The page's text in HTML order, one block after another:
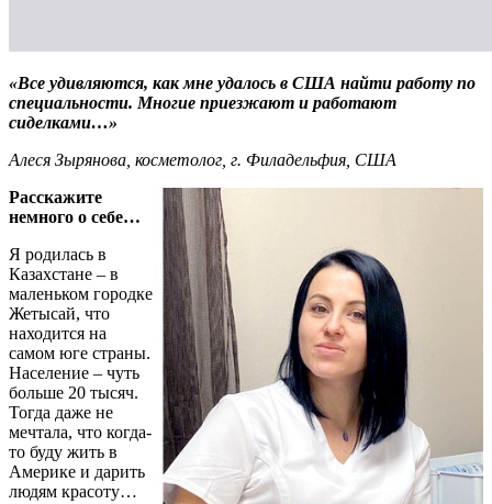
«Все удивляются, как мне удалось в США найти работу по
специальности. Многие приезжают и работают
сиделками…»
Алеся Зырянова, косметолог, г. Филадельфия, США
Расскажите
немного о себе…
Я родилась в
Казахстане – в
маленьком городке
Жетысай, что
находится на
самом юге страны.
Население – чуть
больше 20 тысяч.
Тогда даже не
мечтала, что когда-
то буду жить в
Америке и дарить
людям красоту…